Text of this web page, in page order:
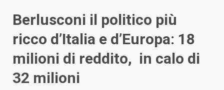
Berlusconi il politico più
ricco d’Italia e d’Europa: 18
milioni di reddito, in calo di
32 milioni